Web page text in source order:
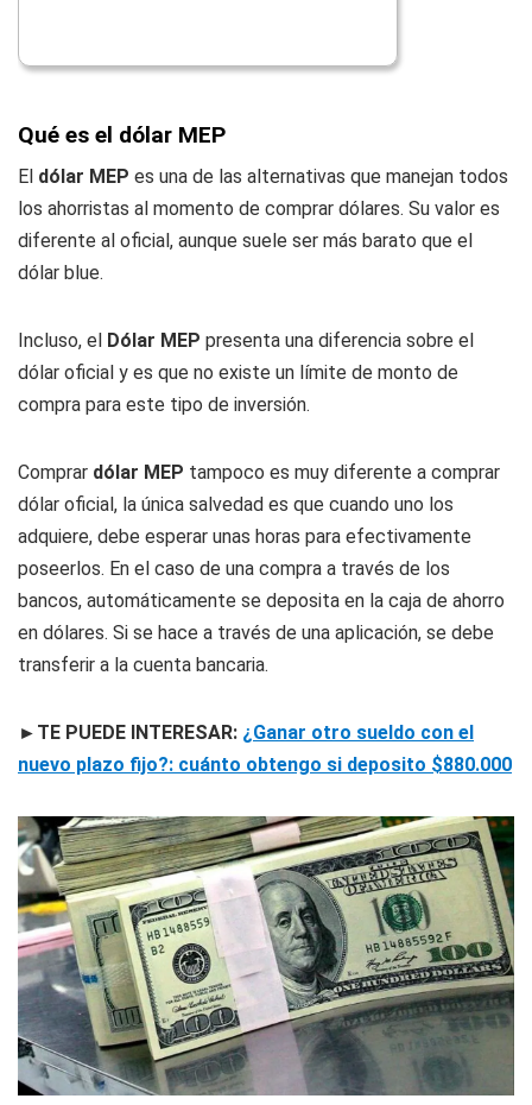
Qué es el dólar MEP
El dólar MEP es una de las alternativas que manejan todos
los ahorristas al momento de comprar dólares. Su valor es
diferente al oficial, aunque suele ser más barato que el
dólar blue.
Incluso, el Dólar MEP presenta una diferencia sobre el
dólar oficial y es que no existe un límite de monto de
compra para este tipo de inversión.
Comprar dólar MEP tampoco es muy diferente a comprar
dólar oficial, la única salvedad es que cuando uno los
adquiere, debe esperar unas horas para efectivamente
poseerlos. En el caso de una compra a través de los
bancos, automáticamente se deposita en la caja de ahorro
en dólares. Si se hace a través de una aplicación, se debe
transferir a la cuenta bancaria.
►TE PUEDE INTERESAR: ¿Ganar otro sueldo con el
nuevo plazo fijo?: cuánto obtengo si deposito $880.000